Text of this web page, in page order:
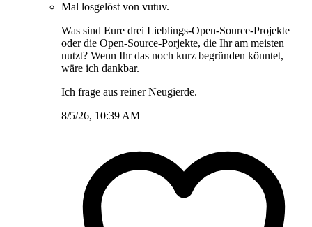
Mal losgelöst von vutuv.
Was sind Eure drei Lieblings-Open-Source-Projekte
oder die Open-Source-Porjekte, die Ihr am meisten
nutzt? Wenn Ihr das noch kurz begründen könntet,
wäre ich dankbar.
Ich frage aus reiner Neugierde.
8/5/26, 10:39 AM